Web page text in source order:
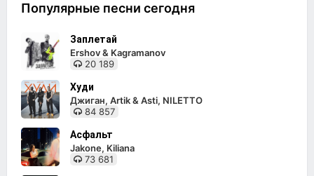
Популярные песни сегодня
Заплетай
Ershov & Kagramanov
20 189
Худи
Джиган, Artik & Asti, NILETTO
84 857
Асфальт
Jakone, Kiliana
73 681